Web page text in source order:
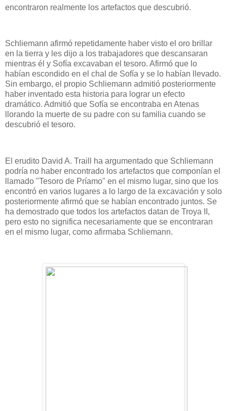
encontraron realmente los artefactos que descubrió.
Schliemann afirmó repetidamente haber visto el oro brillar
en la tierra y les dijo a los trabajadores que descansaran
mientras él y Sofía excavaban el tesoro. Afirmó que lo
habían escondido en el chal de Sofía y se lo habían llevado.
Sin embargo, el propio Schliemann admitió posteriormente
haber inventado esta historia para lograr un efecto
dramático. Admitió que Sofía se encontraba en Atenas
llorando la muerte de su padre con su familia cuando se
descubrió el tesoro.
El erudito David A. Traill ha argumentado que Schliemann
podría no haber encontrado los artefactos que componían el
llamado "Tesoro de Príamo" en el mismo lugar, sino que los
encontró en varios lugares a lo largo de la excavación y solo
posteriormente afirmó que se habían encontrado juntos. Se
ha demostrado que todos los artefactos datan de Troya II,
pero esto no significa necesariamente que se encontraran
en el mismo lugar, como afirmaba Schliemann.